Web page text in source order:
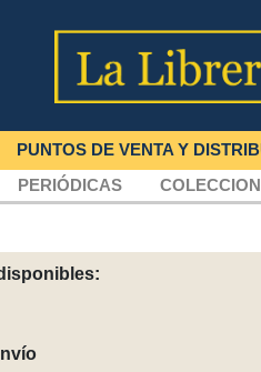
PUNTOS DE VENTA Y
PERIÓDICAS